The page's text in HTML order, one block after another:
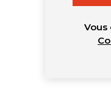
Vous